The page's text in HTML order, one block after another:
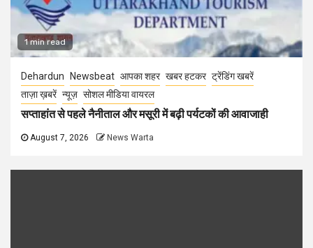
1 min read
Dehardun Newsbeat आपका शहर खबर हटकर ट्रेंडिंग खबरें
ताज़ा ख़बरें न्यूज़ सोशल मीडिया वायरल
सप्ताहांत से पहले नैनीताल और मसूरी में बढ़ी पर्यटकों की आवाजाही
August 7, 2026 News Warta